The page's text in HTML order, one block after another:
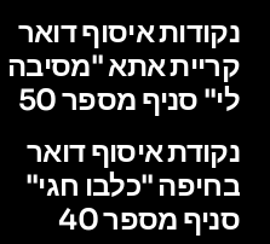
נקודות איסוף דואר
קריית אתא "מסיבה
לי" סניף מספר 50
נקודת איסוף דואר
בחיפה "כלבו חגי"
סניף מספר 40